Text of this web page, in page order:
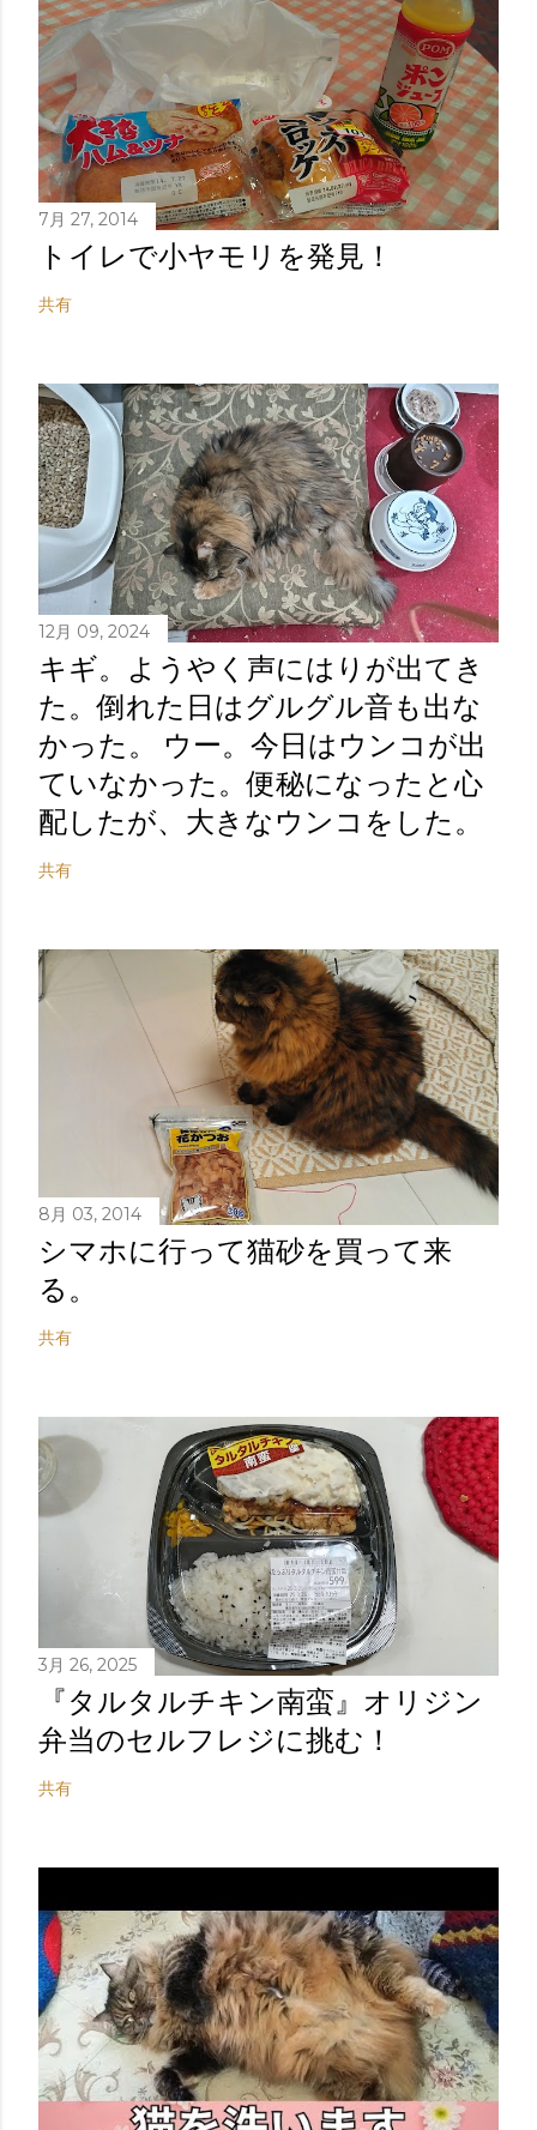
7月 27, 2014
トイレで小ヤモリを発見！
共有
12月 09, 2024
キギ。ようやく声にはりが出てき
た。倒れた日はグルグル音も出な
かった。 ウー。今日はウンコが出
ていなかった。便秘になったと心
配したが、大きなウンコをした。
共有
8月 03, 2014
シマホに行って猫砂を買って来
る。
共有
3月 26, 2025
『タルタルチキン南蛮』オリジン
弁当のセルフレジに挑む！
共有